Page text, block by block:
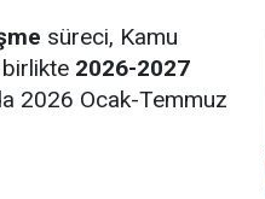
süreci, Kamu
2026-2027
2026 Ocak-Temmuz